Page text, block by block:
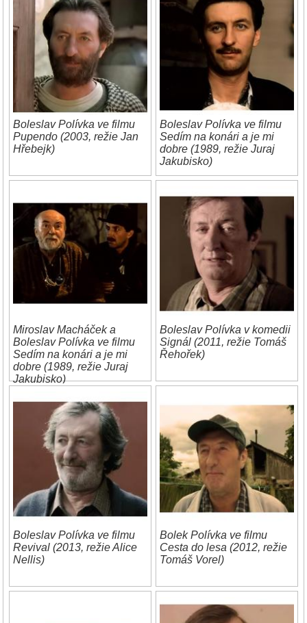
Boleslav Polívka ve filmu
Pupendo (2003, režie Jan
Hřebejk)
Boleslav Polívka ve filmu
Sedím na konári a je mi
dobre (1989, režie Juraj
Jakubisko)
Miroslav Macháček a
Boleslav Polívka ve filmu
Sedím na konári a je mi
dobre (1989, režie Juraj
Jakubisko)
Boleslav Polívka v komedii
Signál (2011, režie Tomáš
Řehořek)
Boleslav Polívka ve filmu
Revival (2013, režie Alice
Nellis)
Bolek Polívka ve filmu
Cesta do lesa (2012, režie
Tomáš Vorel)